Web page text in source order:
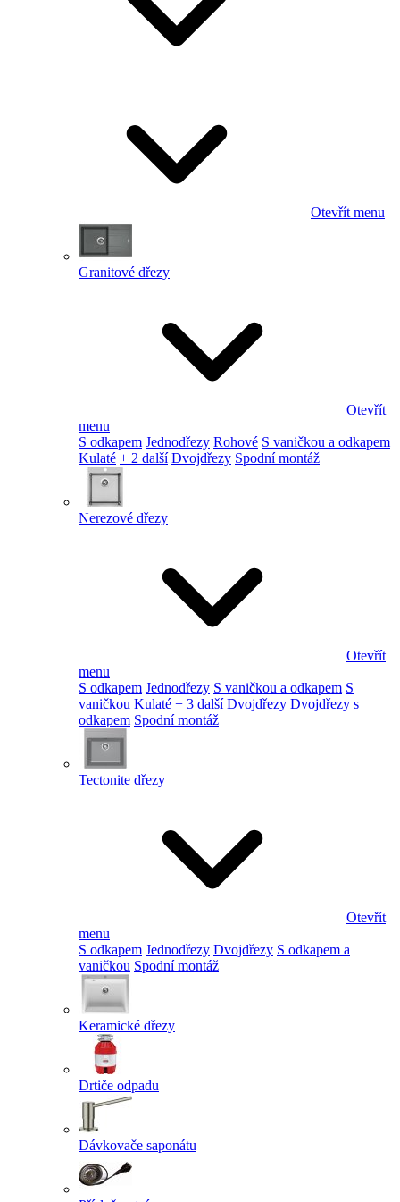
Otevřít menu
Granitové dřezy
Otevřít
menu
S odkapem Jednodřezy Rohové S vaničkou a odkapem
Kulaté + 2 další Dvojdřezy Spodní montáž
Nerezové dřezy
Otevřít
menu
S odkapem Jednodřezy S vaničkou a odkapem S
vaničkou Kulaté + 3 další Dvojdřezy Dvojdřezy s
odkapem Spodní montáž
Tectonite dřezy
Otevřít
menu
S odkapem Jednodřezy Dvojdřezy S odkapem a
vaničkou Spodní montáž
Keramické dřezy
Drtiče odpadu
Dávkovače saponátu